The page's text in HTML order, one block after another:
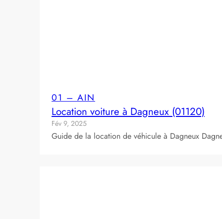
01 – AIN
Location voiture à Dagneux (01120)
Fév 9, 2025
Guide de la location de véhicule à Dagneux